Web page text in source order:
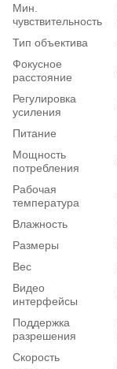
Мин.
чувствительность
Тип объектива
Фокусное
расстояние
Регулировка
усиления
Питание
Мощность
потребления
Рабочая
температура
Влажность
Размеры
Вес
Видео
интерфейсы
Поддержка
разрешения
Скорость